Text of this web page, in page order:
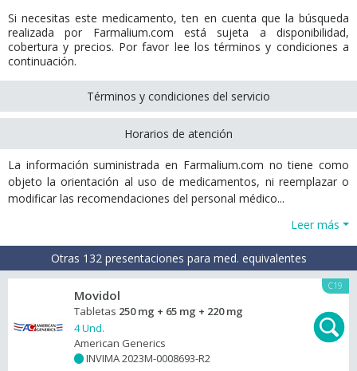
Si necesitas este medicamento, ten en cuenta que la búsqueda
realizada por Farmalium.com está sujeta a disponibilidad,
cobertura y precios. Por favor lee los términos y condiciones a
continuación.
Términos y condiciones del servicio
Horarios de atención
La información suministrada en Farmalium.com no tiene como
objeto la orientación al uso de medicamentos, ni reemplazar o
modificar las recomendaciones del personal médico...
Leer más
Otras 132 presentaciones para med. equivalentes
C19
Movidol
Tabletas 250 mg + 65 mg + 220 mg
4 Und.
American Generics
INVIMA 2023M-0008693-R2